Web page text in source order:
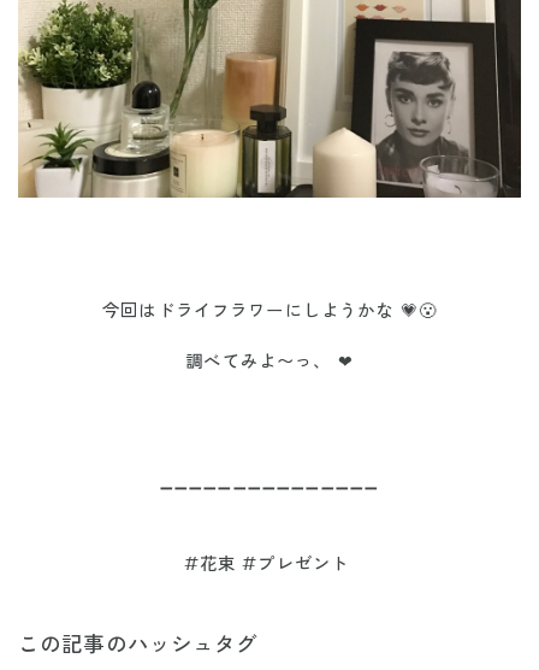
今回はドライフラワーにしようかな 💗😮
調べてみよ〜っ、 ❤︎
➖➖➖➖➖➖➖➖➖➖➖➖➖➖➖
#花束 #プレゼント
この記事のハッシュタグ